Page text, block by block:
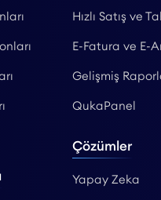
Hızlı Satış ve
E-Fatura ve E-
Gelişmiş
QukaPanel
Çözümler
Yapay Zeka